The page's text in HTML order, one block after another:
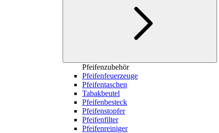
Pfeifenzubehör
Pfeifenfeuerzeuge
Pfeifentaschen
Tabakbeutel
Pfeifenbesteck
Pfeifenstopfer
Pfeifenfilter
Pfeifenreiniger